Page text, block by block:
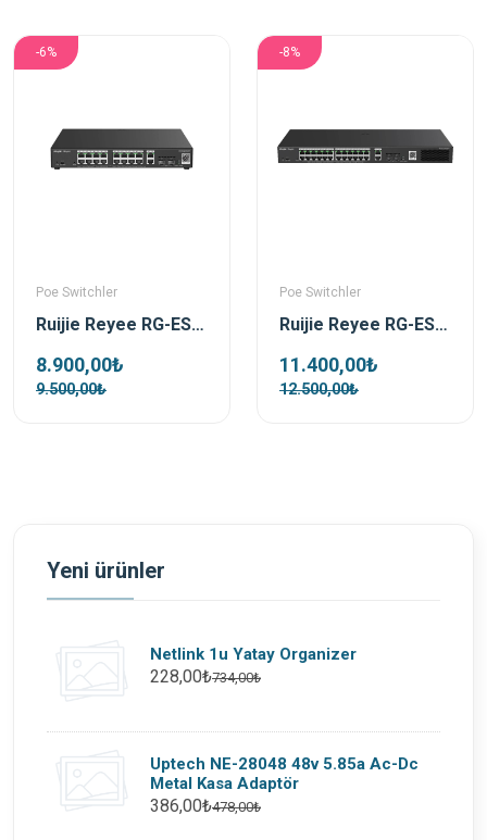
-6%
Poe Switchler
Ruijie Reyee RG-ES220GS-P 16 Port 250W 2xSfp 2xRj45 Uplink Yönetilebilir Gigabit PoE Switch
8.900,00₺
9.500,00₺
-8%
Poe Switchler
Ruijie Reyee RG-ES228GS-P 28 Port 370 W 2xSfp 2xRj45 Uplink Yönetilebilir Gigabit PoE Switch
11.400,00₺
12.500,00₺
Yeni ürünler
Netlink 1u Yatay Organizer
228,00₺734,00₺
Uptech NE-28048 48v 5.85a Ac-Dc
Metal Kasa Adaptör
386,00₺478,00₺